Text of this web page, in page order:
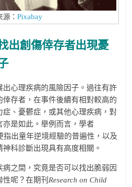
源： Pixabay
出創傷倖存者出現憂
心理疾病的風險因子。過往有許
存者，在事件後續有相對較高的
症、憂鬱症，或其他心理疾病，對
是如此。舉例而言，學者
指出童年逆境經驗的普遍性，以及
科診斷出現具有高度相關。
之間，究竟是否可以找出脆弱因
呢？在期刊 Research on Child